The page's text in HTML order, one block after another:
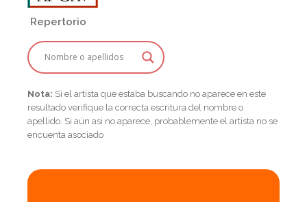
Repertorio
Nota: Si el artista que estaba buscando no aparece en este
resultado verifique la correcta escritura del nombre o
apellido. Si aún asi no aparece, probablemente el artista no se
encuenta asociado